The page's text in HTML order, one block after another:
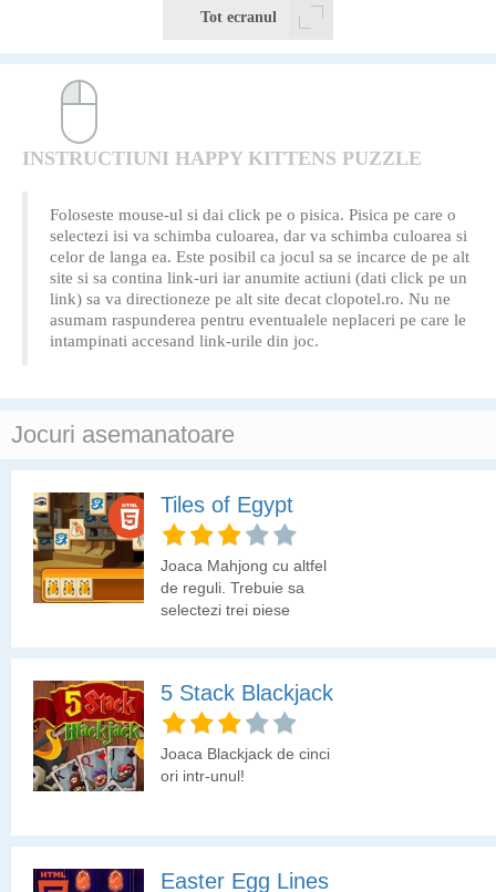
Tot ecranul
INSTRUCTIUNI HAPPY KITTENS PUZZLE
Foloseste mouse-ul si dai click pe o pisica. Pisica pe care o
selectezi isi va schimba culoarea, dar va schimba culoarea si
celor de langa ea. Este posibil ca jocul sa se incarce de pe alt
site si sa contina link-uri iar anumite actiuni (dati click pe un
link) sa va directioneze pe alt site decat clopotel.ro. Nu ne
asumam raspunderea pentru eventualele neplaceri pe care le
intampinati accesand link-urile din joc.
Jocuri asemanatoare
Tiles of Egypt
Joaca Mahjong cu altfel
de reguli. Trebuie sa
selectezi trei piese
5 Stack Blackjack
Joaca Blackjack de cinci
ori intr-unul!
Easter Egg Lines